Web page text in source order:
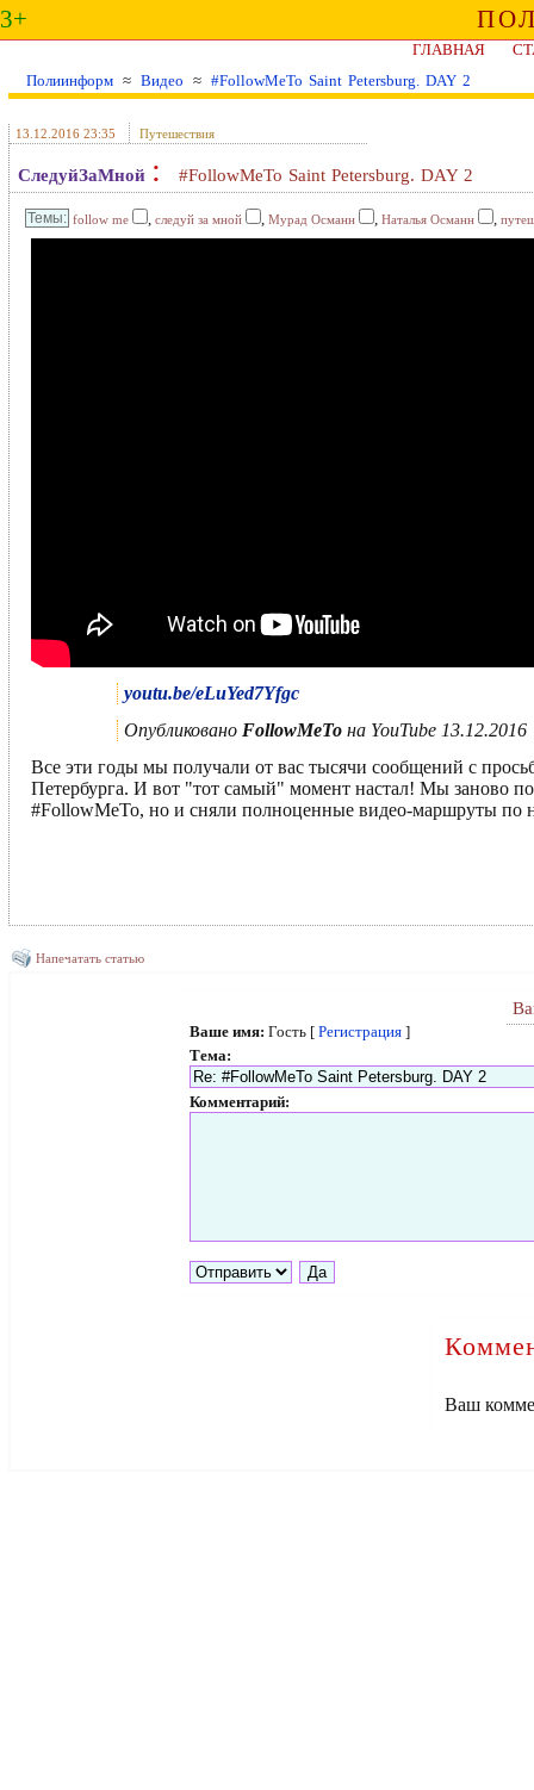
3+
ГЛАВНАЯ
Полиинформ ≈ Видео ≈ #FollowMeTo Saint Petersburg. DAY 2
13.12.2016 23:35 Путешествия
СледуйЗаМной : #FollowMeTo Saint Petersburg. DAY 2
follow me , следуй за мной , Мурад Османн , Наталья Османн ,
youtu.be/eLuYed7Yfgc
Опубликовано FollowMeTo на YouTube 13.12.2016
Все эти годы мы получали от вас тысячи сообщений с
Петербурга. И вот "тот самый" момент настал! Мы заново
#FollowMeTo, но и сняли полноценные видео-маршруты
Напечатать статью
Ваше имя: Гость [ Регистрация ]
Тема:
Комментарий:
Ваш